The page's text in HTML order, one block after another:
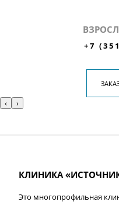
+7
‹ ›
КЛИНИКА
Это многопрофильная